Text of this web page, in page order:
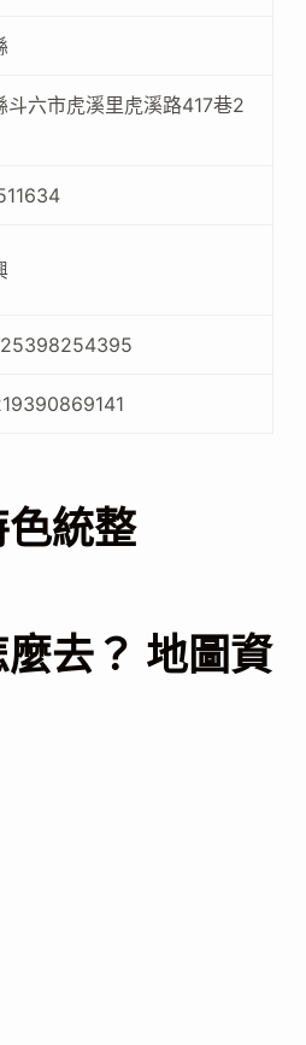
斗六市虎溪里虎溪路417巷2
統整
去？ 地圖資